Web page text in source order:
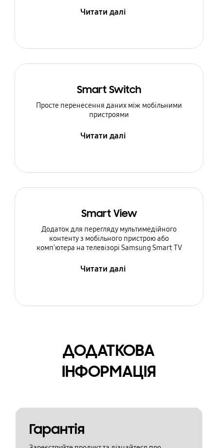
Читати далі
Smart Switch
Просте перенесення даних між мобільними
пристроями
Читати далі
Smart View
Додаток для перегляду мультимедійного
контенту з мобільного пристрою або
комп'ютера на телевізорі Samsung Smart TV
Читати далі
ДОДАТКОВА
ІНФОРМАЦІЯ
Гарантія